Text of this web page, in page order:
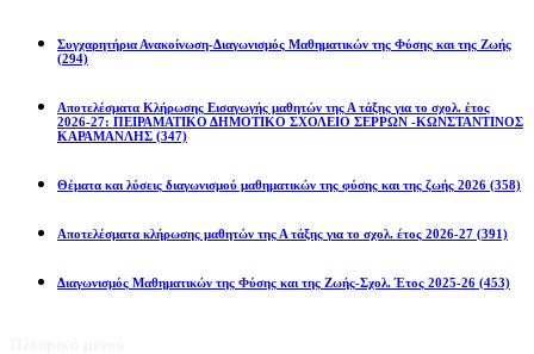
Συγχαρητήρια Ανακοίνωση-Διαγωνισμός Μαθηματικών της Φύσης και της Ζωής
(294)
Αποτελέσματα Κλήρωσης Εισαγωγής μαθητών της Α τάξης για το σχολ. έτος
2026-27: ΠΕΙΡΑΜΑΤΙΚΟ ΔΗΜΟΤΙΚΟ ΣΧΟΛΕΙΟ ΣΕΡΡΩΝ -ΚΩΝΣΤΑΝΤΙΝΟΣ
ΚΑΡΑΜΑΝΛΗΣ (347)
Θέματα και λύσεις διαγωνισμού μαθηματικών της φύσης και της ζωής 2026 (358)
Αποτελέσματα κλήρωσης μαθητών της Α τάξης για το σχολ. έτος 2026-27 (391)
Διαγωνισμός Μαθηματικών της Φύσης και της Ζωής-Σχολ. Έτος 2025-26 (453)